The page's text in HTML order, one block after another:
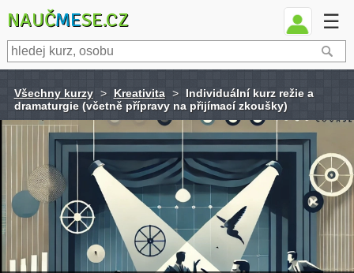
NAUČMESE.CZ ☰
Všechny kurzy > Kreativita >
Individuální kurz režie a
dramaturgie (včetně přípravy na přijímací zkoušky)